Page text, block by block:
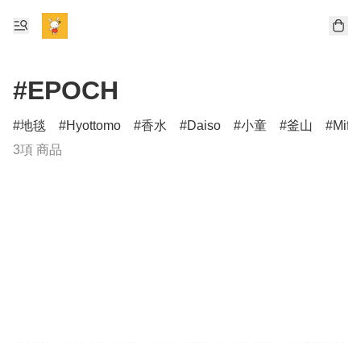
#EPOCH
地毯 Hyottomo 香水 Daiso 小童 釜山
3項 商品